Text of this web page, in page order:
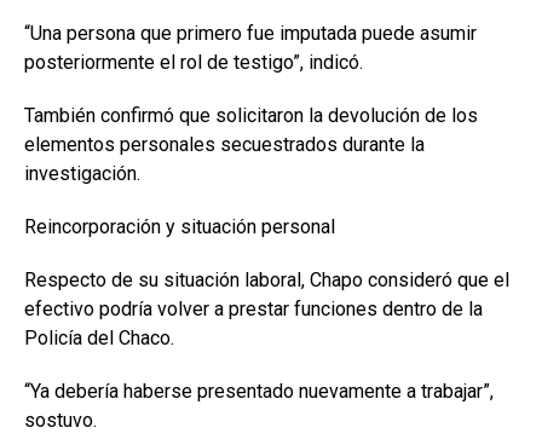
“Una persona que primero fue imputada puede asumir
posteriormente el rol de testigo”, indicó.
También confirmó que solicitaron la devolución de los
elementos personales secuestrados durante la
investigación.
Reincorporación y situación personal
Respecto de su situación laboral, Chapo consideró que el
efectivo podría volver a prestar funciones dentro de la
Policía del Chaco.
“Ya debería haberse presentado nuevamente a trabajar”,
sostuvo.